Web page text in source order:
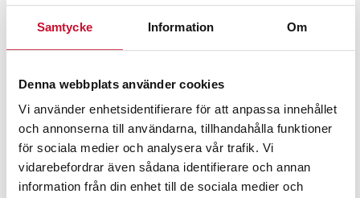
Samtycke Information Om
Denna webbplats använder cookies
Vi använder enhetsidentifierare för att anpassa innehållet
och annonserna till användarna, tillhandahålla funktioner
för sociala medier och analysera vår trafik. Vi
vidarebefordrar även sådana identifierare och annan
information från din enhet till de sociala medier och